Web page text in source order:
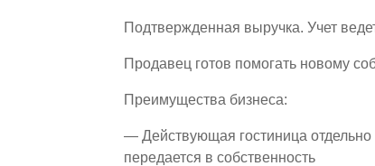
Подтвержденная выручка. Учет
Продавец готов помогать новому
Преимущества бизнеса:
— Действующая гостиница
передается в собственность